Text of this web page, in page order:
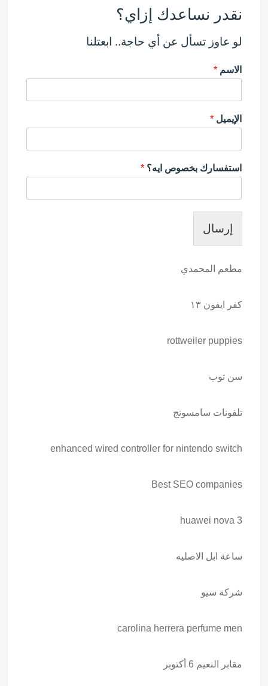
نقدر نساعدك إزاي؟
لو عاوز تسأل عن أي حاجة.. ابعتلنا
الاسم *
الإيميل *
استفسارك بخصوص ايه؟ *
إرسال
مطعم المحمدي
كفر ايفون ١٣
rottweiler puppies
سن توب
تلفونات سامسونج
enhanced wired controller for nintendo switch
Best SEO companies
huawei nova 3
ساعة ابل الاصليه
شركة سيو
carolina herrera perfume men
مقابر النعيم 6 أكتوبر